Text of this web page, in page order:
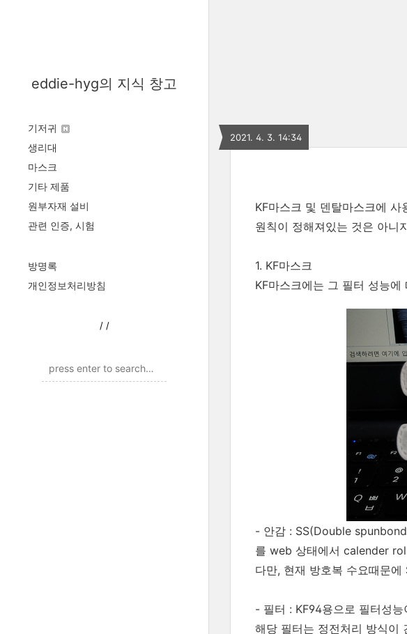
eddie-hyg의 지식 창고
기저귀
생리대
마스크
기타 제품
원부자재 설비
관련 인증, 시험
방명록
개인정보처리방침
/ /
2021. 4. 3. 14:34
KF마스크 및 덴탈마스크에
원칙이 정해져있는 것은 아니
1. KF마스크
KF마스크에는 그 필터 성능
- 안감 : SS(Double
를 web 상태에서 calender
다만, 현재 방호복 수요때문
- 필터 : KF94용으로 필터성
해당 필터는 정전처리 방식이